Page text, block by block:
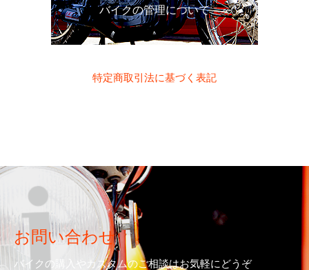
バイクの管理について
特定商取引法に基づく表記
お問い合わせ
バイクの購入やカスタムのご相談はお気軽にどうぞ